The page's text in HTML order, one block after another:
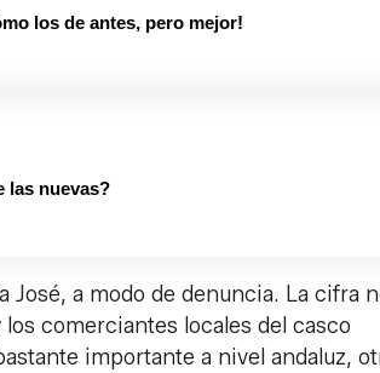
los de antes, pero mejor!
las nuevas?
a modo de denuncia. La cifra
comerciantes locales del casco
importante a nivel andaluz,